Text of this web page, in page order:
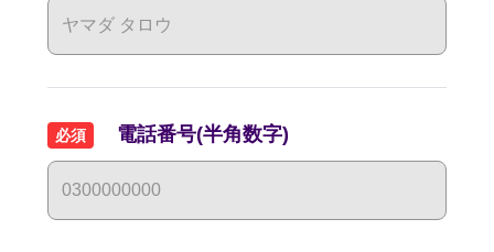
必須 電話番号(半角数字)